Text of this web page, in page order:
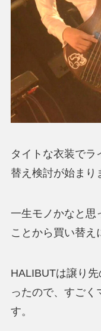
タイトな衣装でラ
替え検討が始まり
一生モノかなと思
ことから買い替え
HALIBUTは譲り
ったので、すごく
す。